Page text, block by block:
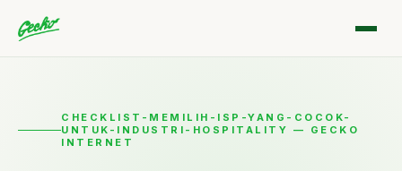
CHECKLIST-MEMILIH-ISP-YANG-COCOK-
UNTUK-INDUSTRI-HOSPITALITY — GECKO
INTERNET